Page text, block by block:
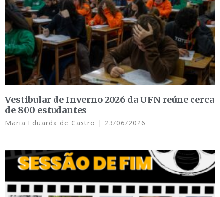
Vestibular de Inverno 2026 da UFN reúne cerca
de 800 estudantes
Maria Eduarda de Castro 23/06/2026